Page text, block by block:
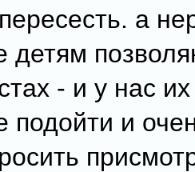
а
- и у нас
подойти и